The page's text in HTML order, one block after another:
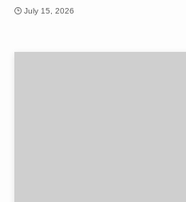
July 15, 2026